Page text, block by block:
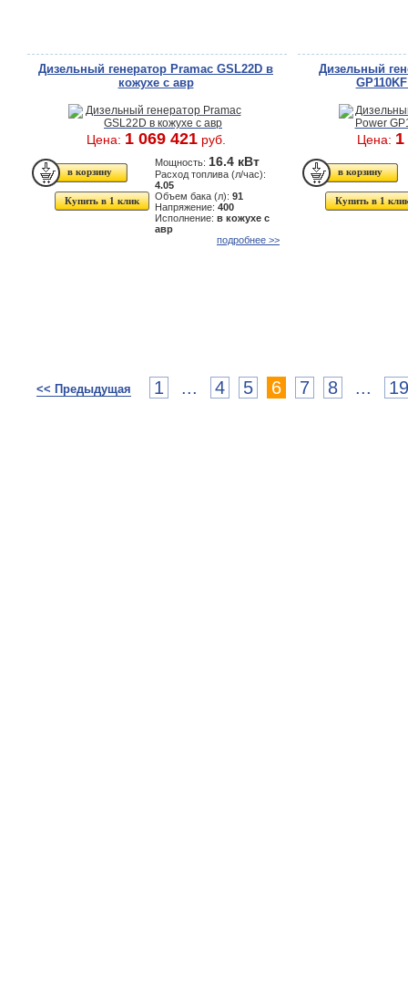
Дизельный генератор Pramac GSL22D в
кожухе с авр
Цена: 1 069 421руб.
Купить в 1 клик
Мощность: 16.4 кВт
Расход топлива (л/час):
4.05
Объем бака (л): 91
Напряжение: 400
Исполнение: в кожухе с
авр
подробнее >>
Дизельный
Цена:
Купить в 1
<< Предыдущая 1 ... 4 5 6 7 8 ... 19